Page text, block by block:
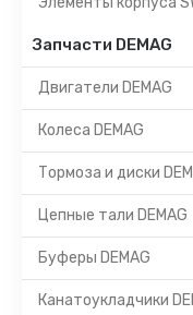
Запчасти DEMAG
Двигатели DEMAG
Колеса DEMAG
Тормоза и диски
Цепные тали DEMAG
Буферы DEMAG
Канатоукладчики